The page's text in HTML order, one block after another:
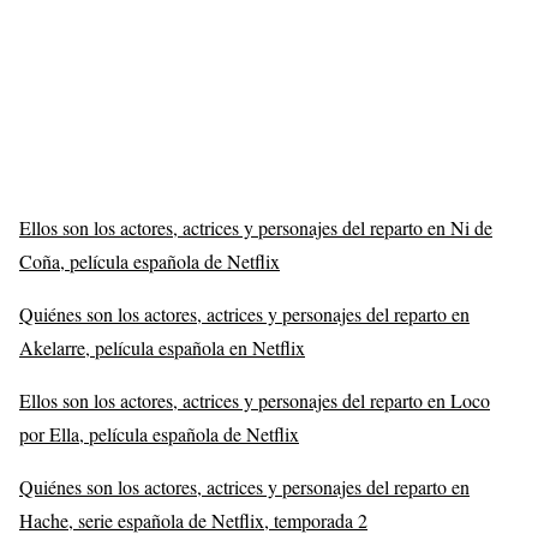
Ellos son los actores, actrices y personajes del reparto en Ni de
Coña, película española de Netflix
Quiénes son los actores, actrices y personajes del reparto en
Akelarre, película española en Netflix
Ellos son los actores, actrices y personajes del reparto en Loco
por Ella, película española de Netflix
Quiénes son los actores, actrices y personajes del reparto en
Hache, serie española de Netflix, temporada 2